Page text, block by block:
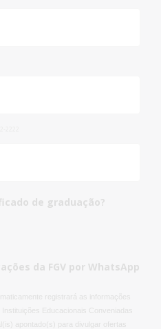
de graduação?
da FGV por WhatsApp
registrará as informações
Educacionais Conveniadas
apontado(s) para divulgar ofertas